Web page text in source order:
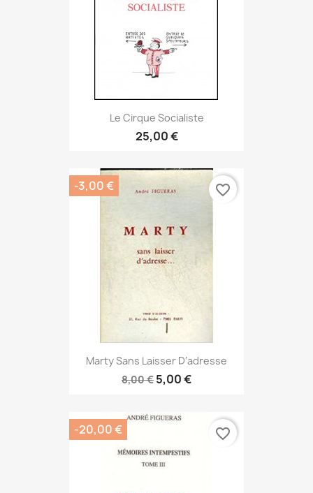
Le Cirque Socialiste
25,00 €
Marty Sans Laisser D’adresse
8,00 € 5,00 €
-3,00 € favorite_border
-20,00 € favorite_border